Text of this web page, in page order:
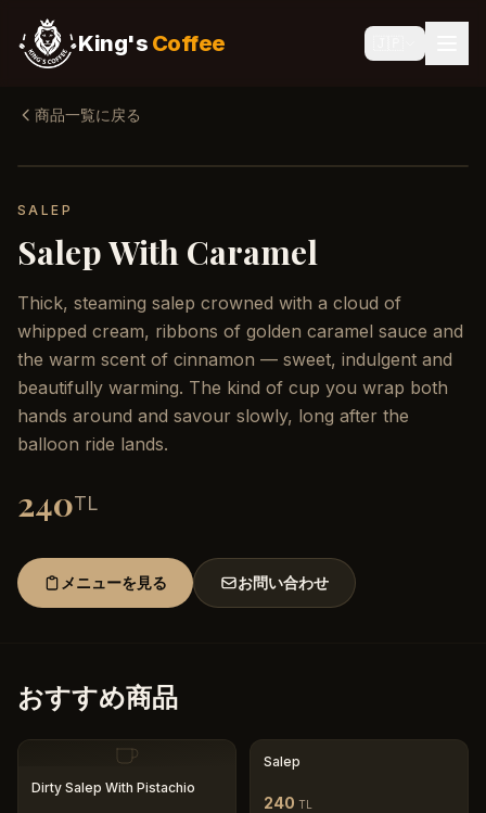
King's Coffee
商品一覧に戻る
SALEP
Salep With Caramel
Thick, steaming salep crowned with a cloud of
whipped cream, ribbons of golden caramel sauce and
the warm scent of cinnamon — sweet, indulgent and
beautifully warming. The kind of cup you wrap both
hands around and savour slowly, long after the
balloon ride lands.
240TL
メニューを見る お問い合わせ
おすすめ商品
Dirty Salep With Pistachio
Salep
240 TL